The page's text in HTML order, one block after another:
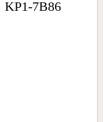
KP1-7B86